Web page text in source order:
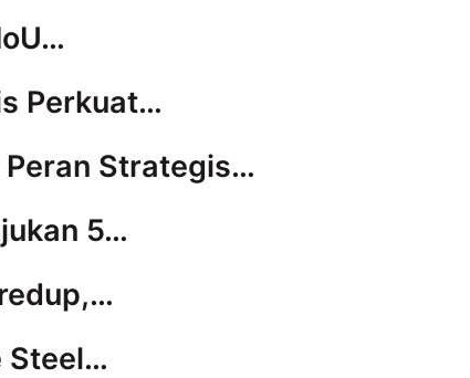
Perkuat…
Peran Strategis…
5…
Steel…